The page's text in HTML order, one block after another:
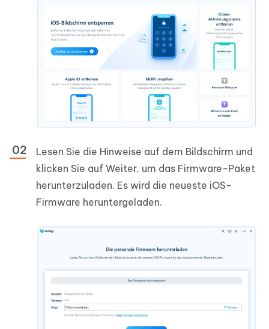
Lesen Sie die Hinweise auf dem Bildschirm und
klicken Sie auf Weiter, um das Firmware-Paket
herunterzuladen. Es wird die neueste iOS-
Firmware heruntergeladen.